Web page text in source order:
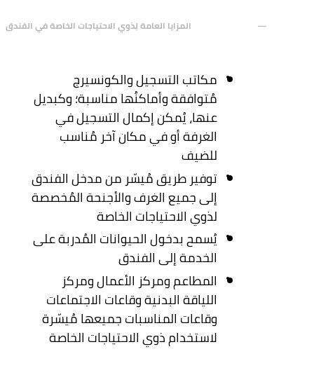
المزايا العامة لِذوي الاحتياجات الخاصة في الفندق
مكاتب التسجيل والكونسيرج
مُتوافقة وأماكنُها مناسبة؛ وكبديل
عنها، يُمكن إكمال التسجيل في
الغرفة أو في مكان آخر مُناسب
للضيف
توفير طريق مُيسّر من مدخل الفندق
إلى جميع الغرف والأجنحة المُخصصة
لذوي الاحتياجات الخاصة
يُسمح بدخول الحيوانات المُدربة على
الخدمة إلى الفندق
المطاعم ومركز الأعمال ومركز
اللياقة البدنية وقاعات الاجتماعات
وقاعات المناسبات جميعها مُيسّرة
لاستخدام ذوي الاحتياجات الخاصة